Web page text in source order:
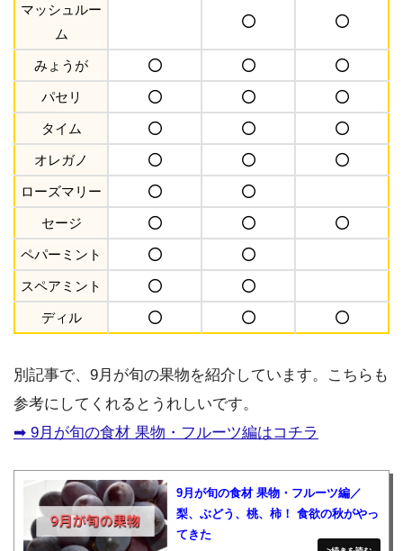
マッシュルー
ム
みょうが
パセリ
タイム
オレガノ
ローズマリー
セージ
ペパーミント
スペアミント
ディル
別記事で、9月が旬の果物を紹介しています。こちらも
参考にしてくれるとうれしいです。
➡︎ 9月が旬の食材 果物・フルーツ編はコチラ
9月が旬の食材 果物・フルーツ編／
梨、ぶどう、桃、柿！ 食欲の秋がやっ
てきた